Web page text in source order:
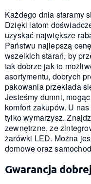
Każdego dnia staramy
Dzięki latom
uzyskać największe
Państwu najlepszą
wszelkich starań, by
tak dobrze jak to
asortymentu, dobrych
pakowania przekłada
Jesteśmy dumni,
komfort zakupów. U
tylko wymarzysz.
zewnętrzne, ze
żarówki LED. Można
domowe oraz
Gwarancja